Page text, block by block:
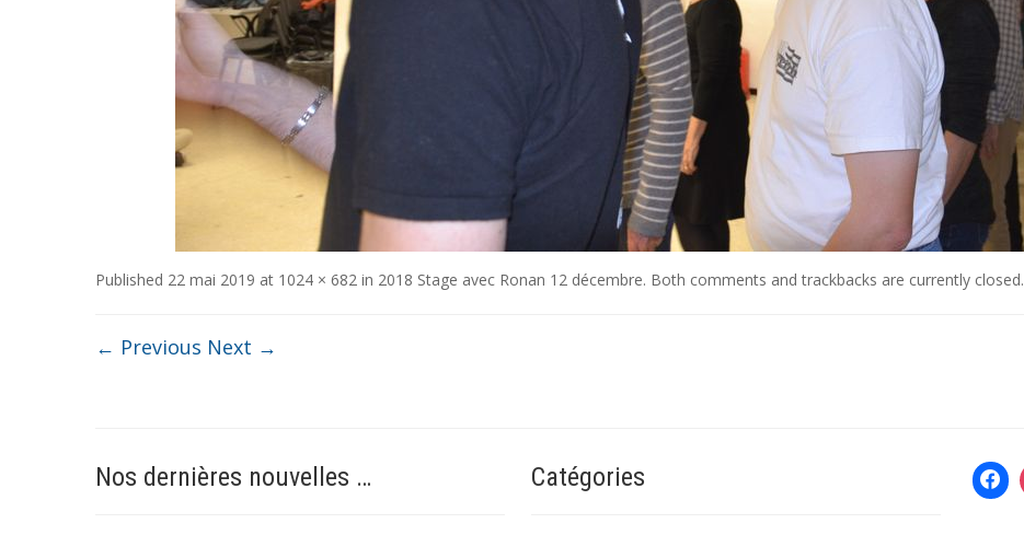
Published 22 mai 2019 at 1024 × 682 in 2018 Stage avec Ronan 12 décembre. Both comments and trackbacks are currently closed.
← Previous Next →
Nos dernières nouvelles … Catégories